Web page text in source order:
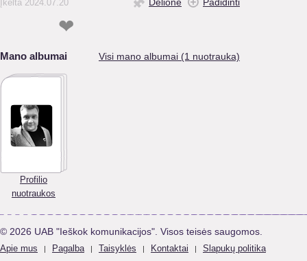
Įkelta 2024.07.20
❤
Mano albumai Visi mano albumai (1 nuotrauka)
Profilio
nuotraukos
© 2026 UAB "Ieškok komunikacijos". Visos teisės saugomos.
Apie mus | Pagalba | Taisyklės | Kontaktai | Slapukų politika